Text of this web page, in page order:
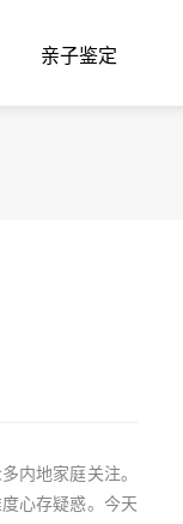
亲子鉴定
内地家庭关注。
心存疑惑。今天